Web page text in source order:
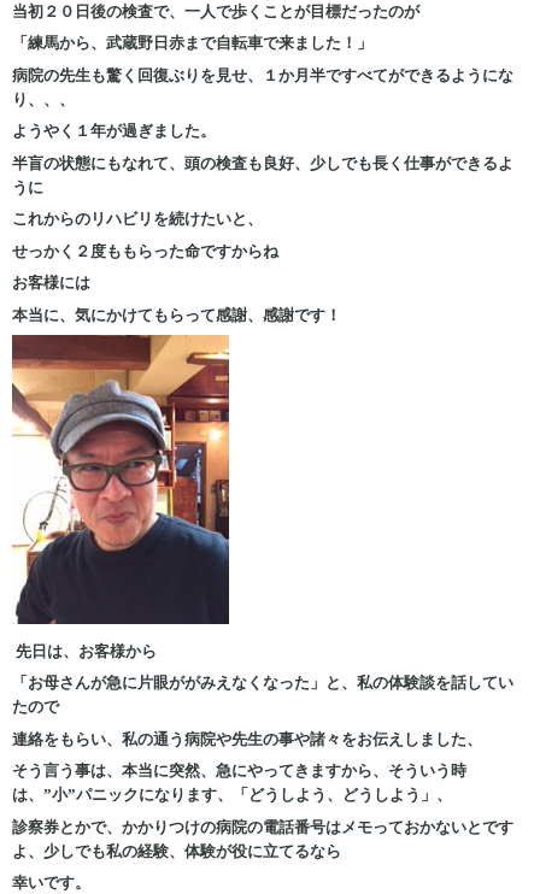
当初２０日後の検査で、一人で歩くことが目標だったのが
「練馬から、武蔵野日赤まで自転車で来ました！」
病院の先生も驚く回復ぶりを見せ、１か月半ですべてができるようにな
り、、、
ようやく１年が過ぎました。
半盲の状態にもなれて、頭の検査も良好、少しでも長く仕事ができるよ
うに
これからのリハビリを続けたいと、
せっかく２度ももらった命ですからね
お客様には
本当に、気にかけてもらって感謝、感謝です！
先日は、お客様から
「お母さんが急に片眼ががみえなくなった」と、私の体験談を話してい
たので
連絡をもらい、私の通う病院や先生の事や諸々をお伝えしました、
そう言う事は、本当に突然、急にやってきますから、そういう時
は、”小”パニックになります、「どうしよう、どうしよう」、
診察券とかで、かかりつけの病院の電話番号はメモっておかないとです
よ、少しでも私の経験、体験が役に立てるなら
幸いです。